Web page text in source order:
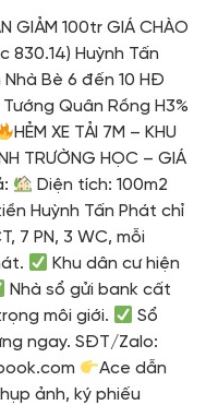
GIẢM 100tr GIÁ CHÀO
830.14) Huỳnh Tấn
Nhà Bè 6 đến 10 HĐ
Quân Rồng H3%
HẺM XE TẢI 7M – KHU
TRƯỜNG HỌC – GIÁ
Diện tích: 100m2
Huỳnh Tấn Phát chỉ
7 PN, 3 WC, mỗi
Khu dân cư hiện
Nhà sổ gửi bank cất
môi giới.
Sổ
ngay. SĐT/Zalo:
Ace dẫn
ảnh, ký phiếu